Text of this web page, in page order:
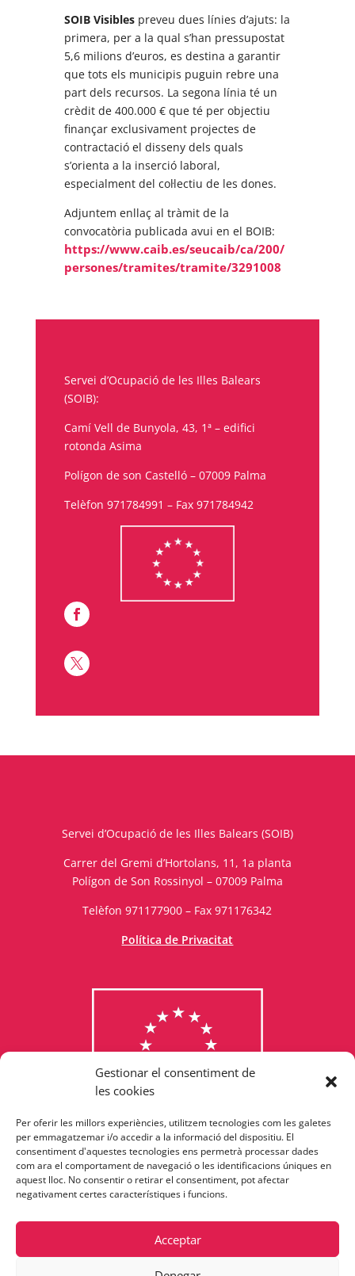
Gestionar el consentiment de
les cookies
Per oferir les millors experiències, utilitzem tecnologies com les galetes
per emmagatzemar i/o accedir a la informació del dispositiu. El
consentiment d'aquestes tecnologies ens permetrà processar dades
com ara el comportament de navegació o les identificacions úniques en
aquest lloc. No consentir o retirar el consentiment, pot afectar
negativament certes característiques i funcions.
Acceptar
SOIB Visiblespreveu dues línies d’ajuts: la
primera, per a la qual s’han pressupostat
5,6 milions d’euros, es destina a garantir
que tots els municipis puguin rebre una
part dels recursos. La segona línia té un
crèdit de 400.000 € que té per objectiu
finançar exclusivament projectes de
contractació el disseny dels quals
s’orienta a la inserció laboral,
especialment del col·lectiu de les dones.
Adjuntem enllaç al tràmit de la
convocatòria publicada avui en el BOIB:
https://www.caib.es/seucaib/ca/200/
persones/tramites/tramite/3291008
Servei d’Ocupació de les Illes Balears
(SOIB):
Camí Vell de Bunyola, 43, 1ª – edifici
rotonda Asima
Polígon de son Castelló – 07009 Palma
Telèfon 971784991 – Fax 971784942


Consulta els programes
finançats per la Unió Europea
Servei d’Ocupació de les Illes Balears (SOIB)
Carrer del Gremi d’Hortolans, 11, 1a planta
Polígon de Son Rossinyol – 07009 Palma
Telèfon 971177900 – Fax 971176342
Política de Privacitat